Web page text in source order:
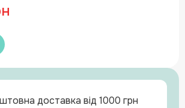
доставка від 1000 грн